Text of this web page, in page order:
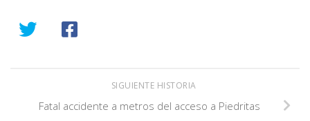
SIGUIENTE HISTORIA
Fatal accidente a metros del acceso a Piedritas